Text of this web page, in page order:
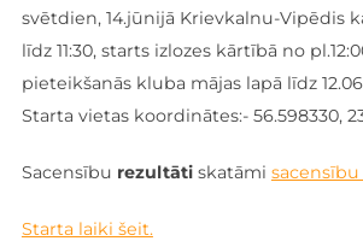
svētdien, 14.jūnijā Krievkalnu-Vipēdis
līdz 11:30, starts izlozes kārtībā no
pieteikšanās kluba mājas lapā līdz
Starta vietas koordinātes:- 56.598330,
Sacensību rezultātiskatāmi
Starta laiki šeit.